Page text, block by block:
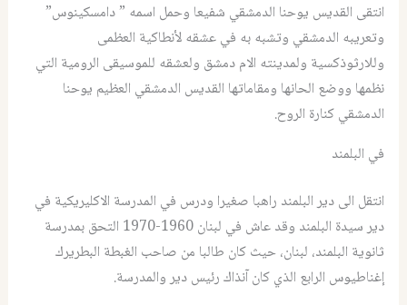
انتقى القديس يوحنا الدمشقي شفيعا وحمل اسمه ” دامسكينوس”
وتعريبه الدمشقي وتشبه به في عشقه لأنطاكية العظمى
وللارثوذكسية ولمدينته الام دمشق ولعشقه للموسيقى الرومية التي
نظمها ووضع الحانها ومقاماتها القديس الدمشقي العظيم يوحنا
الدمشقي كنارة الروح.
في البلمند
انتقل الى دير البلمند راهبا صغيرا ودرس في المدرسة الاكليريكية في
دير سيدة البلمند وقد عاش في لبنان 1960-1970 التحق بمدرسة
ثانوية البلمند، لبنان، حيث كان طالبا من صاحب الغبطة البطريرك
إغناطيوس الرابع الذي كان آنذاك رئيس دير والمدرسة.